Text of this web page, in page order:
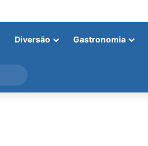
Diversão Gastronomia
por